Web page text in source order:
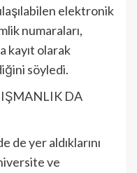
elektronik
numaraları,
kayıt olarak
söyledi.
DA
de yer aldıklarını
ve